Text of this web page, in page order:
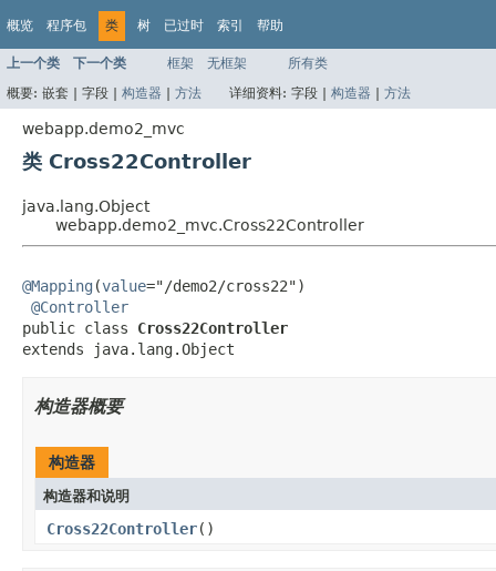
概览 程序包 类 树 已过时 索引 帮助
上一个类 下一个类 框架 无框架
所有类
概要: 嵌套 | 字段 | 构造器 | 方法 详细资料: 字段 | 构造器 | 方法
webapp.demo2_mvc
类 Cross22Controller
java.lang.Object
webapp.demo2_mvc.Cross22Controller
@Mapping (value="/demo2/cross22")
@Controller
public class Cross22Controller
extends java.lang.Object
构造器概要
构造器
构造器和说明
Cross22Controller()